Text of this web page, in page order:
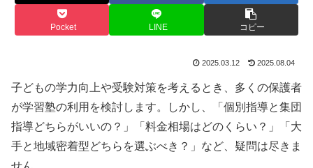
Pocket LINE コピー
2025.03.12 2025.08.04
子どもの学力向上や受験対策を考えるとき、多くの保護者
が学習塾の利用を検討します。しかし、「個別指導と集団
指導どちらがいいの？」「料金相場はどのくらい？」「大
手と地域密着型どちらを選ぶべき？」など、疑問は尽きま
せん。